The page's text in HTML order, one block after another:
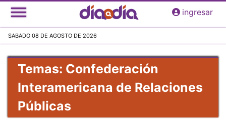
Pasar
al
principal
ingresar
SABADO 08 DE AGOSTO DE 2026
Temas: Confederación
Interamericana de Relaciones
Públicas